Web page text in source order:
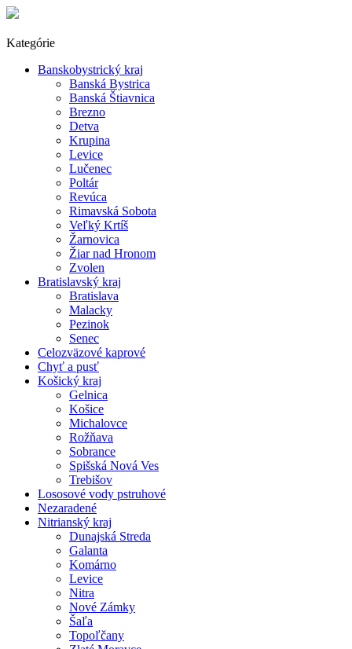
Kategórie
Banskobystrický kraj
Banská Bystrica
Banská Štiavnica
Brezno
Detva
Krupina
Levice
Lučenec
Poltár
Revúca
Rimavská Sobota
Veľký Krtíš
Žarnovica
Žiar nad Hronom
Zvolen
Bratislavský kraj
Bratislava
Malacky
Pezinok
Senec
Celozväzové kaprové
Chyť a pusť
Košický kraj
Gelnica
Košice
Michalovce
Rožňava
Sobrance
Spišská Nová Ves
Trebišov
Lososové vody pstruhové
Nezaradené
Nitrianský kraj
Dunajská Streda
Galanta
Komárno
Levice
Nitra
Nové Zámky
Šaľa
Topoľčany